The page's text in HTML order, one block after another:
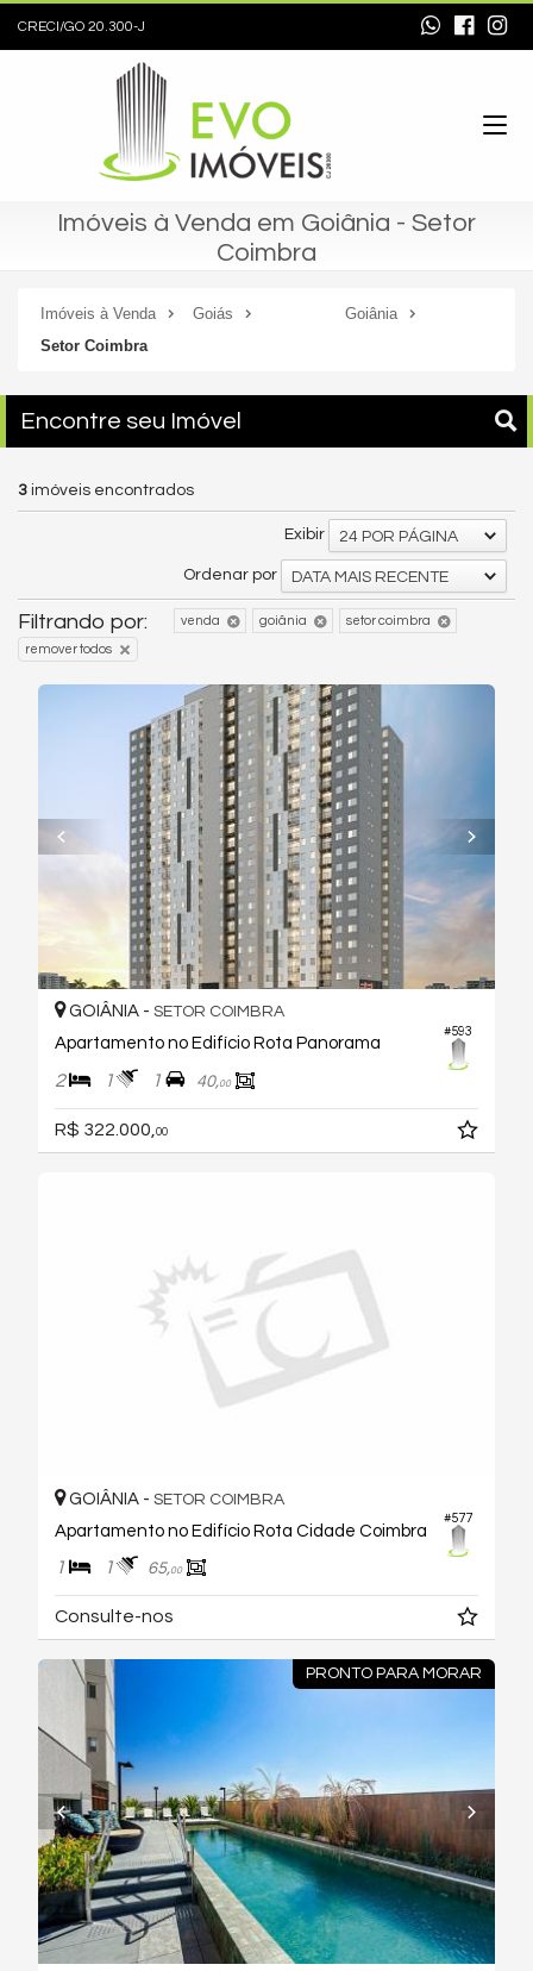
CRECI/GO 20.300-J
Imóveis à Venda em Goiânia - Setor
Coimbra
Imóveis à Venda Goiás
Goiânia
Setor Coimbra
Encontre seu Imóvel
3 imóveis encontrados
Exibir 24 POR PÁGINA
Ordenar por DATA MAIS RECENTE
Filtrando por: venda goiânia setor coimbra
remover todos
#593
GOIÂNIA - SETOR COIMBRA
Apartamento no Edifício Rota Panorama
2 1 1 40,00
R$ 322.000, 00
#577
GOIÂNIA - SETOR COIMBRA
Apartamento no Edifício Rota Cidade Coimbra
1 1 65,00
Consulte-nos
PRONTO PARA MORAR